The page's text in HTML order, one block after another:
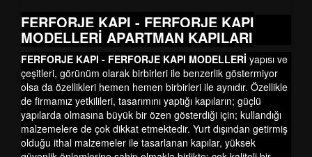
FERFORJE KAPI - FERFORJE KAPI
MODELLERİ APARTMAN KAPILARI
FERFORJE KAPI - FERFORJE KAPI MODELLERİ yapısı ve
çeşitleri, görünüm olarak birbirleri ile benzerlik göstermiyor
olsa da özellikleri hemen hemen birbirleri ile aynıdır. Özellikle
de firmamız yetkilileri, tasarımını yaptığı kapıların; güçlü
yapılarda olmasına büyük bir özen gösterdiği için; kullandığı
malzemelere de çok dikkat etmektedir. Yurt dışından getirmiş
olduğu ithal malzemeler ile tasarlanan kapılar, yüksek